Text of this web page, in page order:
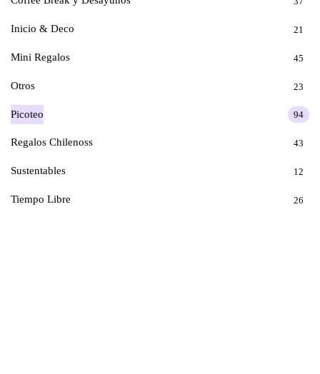
Inicio & Deco 21
Mini Regalos 45
Otros 23
Picoteo 94
Regalos Chilenoss 43
Sustentables 12
Tiempo Libre 26